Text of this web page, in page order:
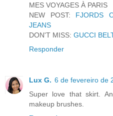
MES VOYAGES À PARIS
NEW POST: FJORDS
JEANS
DON'T MISS: GUCCI
Responder
Lux G. 6 de fevereiro de
Super love that skirt.
makeup brushes.